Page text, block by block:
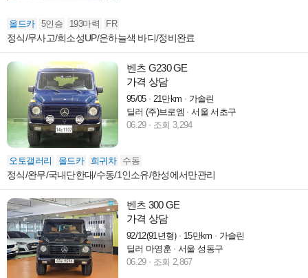
올드카 5인승 193마력 FR
정식/무사고/희소성UP/은하늘색 바디/정비완료
벤츠 G230 GE
가격 상담
95/05 21만km
가솔린
딜러 (주)브로엠
서울 서초구
06.29
조회 3,294
오토갤러리 올드카 희귀차 수동
정식/완무/국내단한대/수동/1인소유/한성에서만관리
벤츠 300 GE
가격 상담
92/12(91년형) 15만km
가솔린
딜러 마영훈
서울 성동구
06.29
조회 2,867